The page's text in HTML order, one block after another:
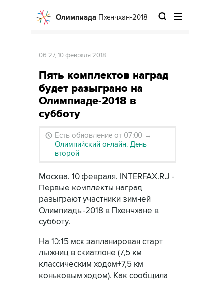
Олимпиада Пхенчхан-2018
06:27, 10 февраля 2018
Пять комплектов наград
будет разыграно на
Олимпиаде-2018 в
субботу
Есть обновление от 07:00 →
Олимпийский онлайн. День
второй
Москва. 10 февраля. INTERFAX.RU -
Первые комплекты наград
разыграют участники зимней
Олимпиады-2018 в Пхенчхане в
субботу.
На 10:15 мск запланирован старт
лыжниц в скиатлоне (7,5 км
классическим ходом+7,5 км
коньковым ходом). Как сообщила